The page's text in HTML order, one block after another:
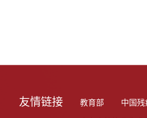
友情链接 教育部 中国